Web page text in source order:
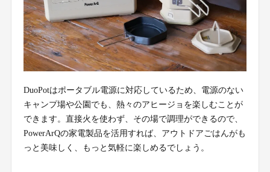
DuoPotはポータブル電源に対応しているため、電源のない
キャンプ場や公園でも、熱々のアヒージョを楽しむことが
できます。直接火を使わず、その場で調理ができるので、
PowerArQの家電製品を活用すれば、アウトドアごはんがも
っと美味しく、もっと気軽に楽しめるでしょう。